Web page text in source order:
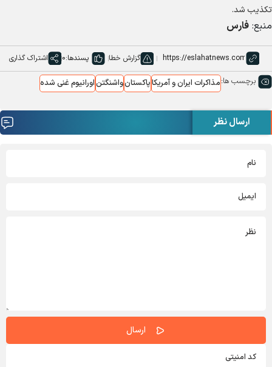
تکذیب شد.
منبع: فارس
گزارش خطا پسندها:0 اشتراک گذاری
برچسب ها:مذاکرات ایران و آمریکاپاکستانواشنگتناورانیوم غنی شده
ارسال نظر